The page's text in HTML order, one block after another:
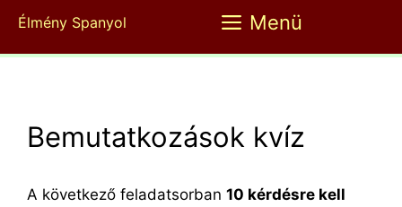
Kilépés
tartalomba
Élmény Spanyol Menü
Bemutatkozások kvíz
A következő feladatsorban 10 kérdésre kell